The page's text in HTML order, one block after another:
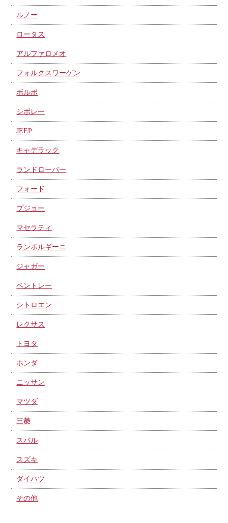
ルノー
ロータス
アルファロメオ
フォルクスワーゲン
ボルボ
シボレー
JEEP
キャデラック
ランドローバー
フォード
プジョー
マセラティ
ランボルギーニ
ジャガー
ベントレー
シトロエン
レクサス
トヨタ
ホンダ
ニッサン
マツダ
三菱
スバル
スズキ
ダイハツ
その他